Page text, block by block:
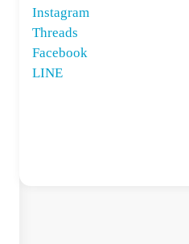
Instagram
Threads
Facebook
LINE